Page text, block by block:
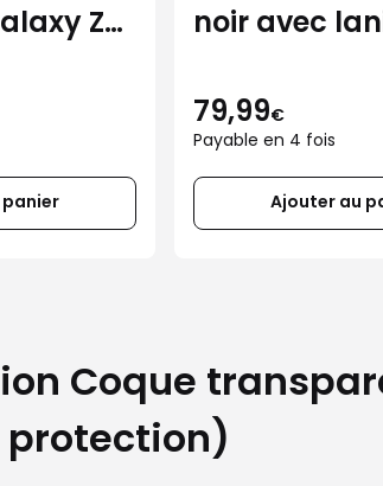
Z
noir avec
Galaxy Z
film de
79,99€
Payable en 4 fois
Ajouter au
Coque